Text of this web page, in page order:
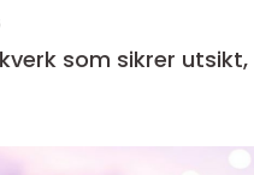
som sikrer utsikt,